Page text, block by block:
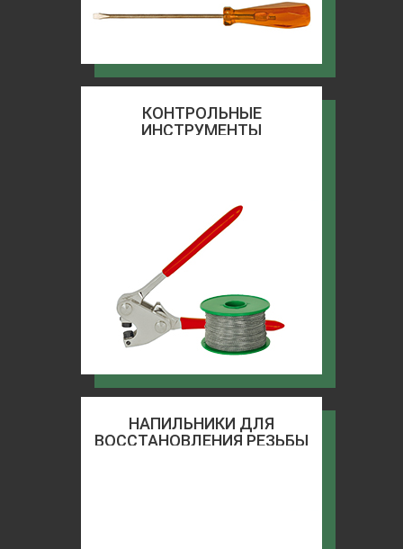
КОНТРОЛЬНЫЕ
ИНСТРУМЕНТЫ
НАПИЛЬНИКИ ДЛЯ
ВОССТАНОВЛЕНИЯ РЕЗЬБЫ